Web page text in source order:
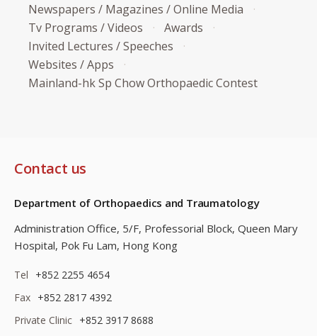
Newspapers / Magazines / Online Media
Tv Programs / Videos
Awards
Invited Lectures / Speeches
Websites / Apps
Mainland-hk Sp Chow Orthopaedic Contest
Contact us
Department of Orthopaedics and Traumatology
Administration Office, 5/F, Professorial Block, Queen Mary
Hospital, Pok Fu Lam, Hong Kong
Tel
+852 2255 4654
Fax +852 2817 4392
Private Clinic +852 3917 8688